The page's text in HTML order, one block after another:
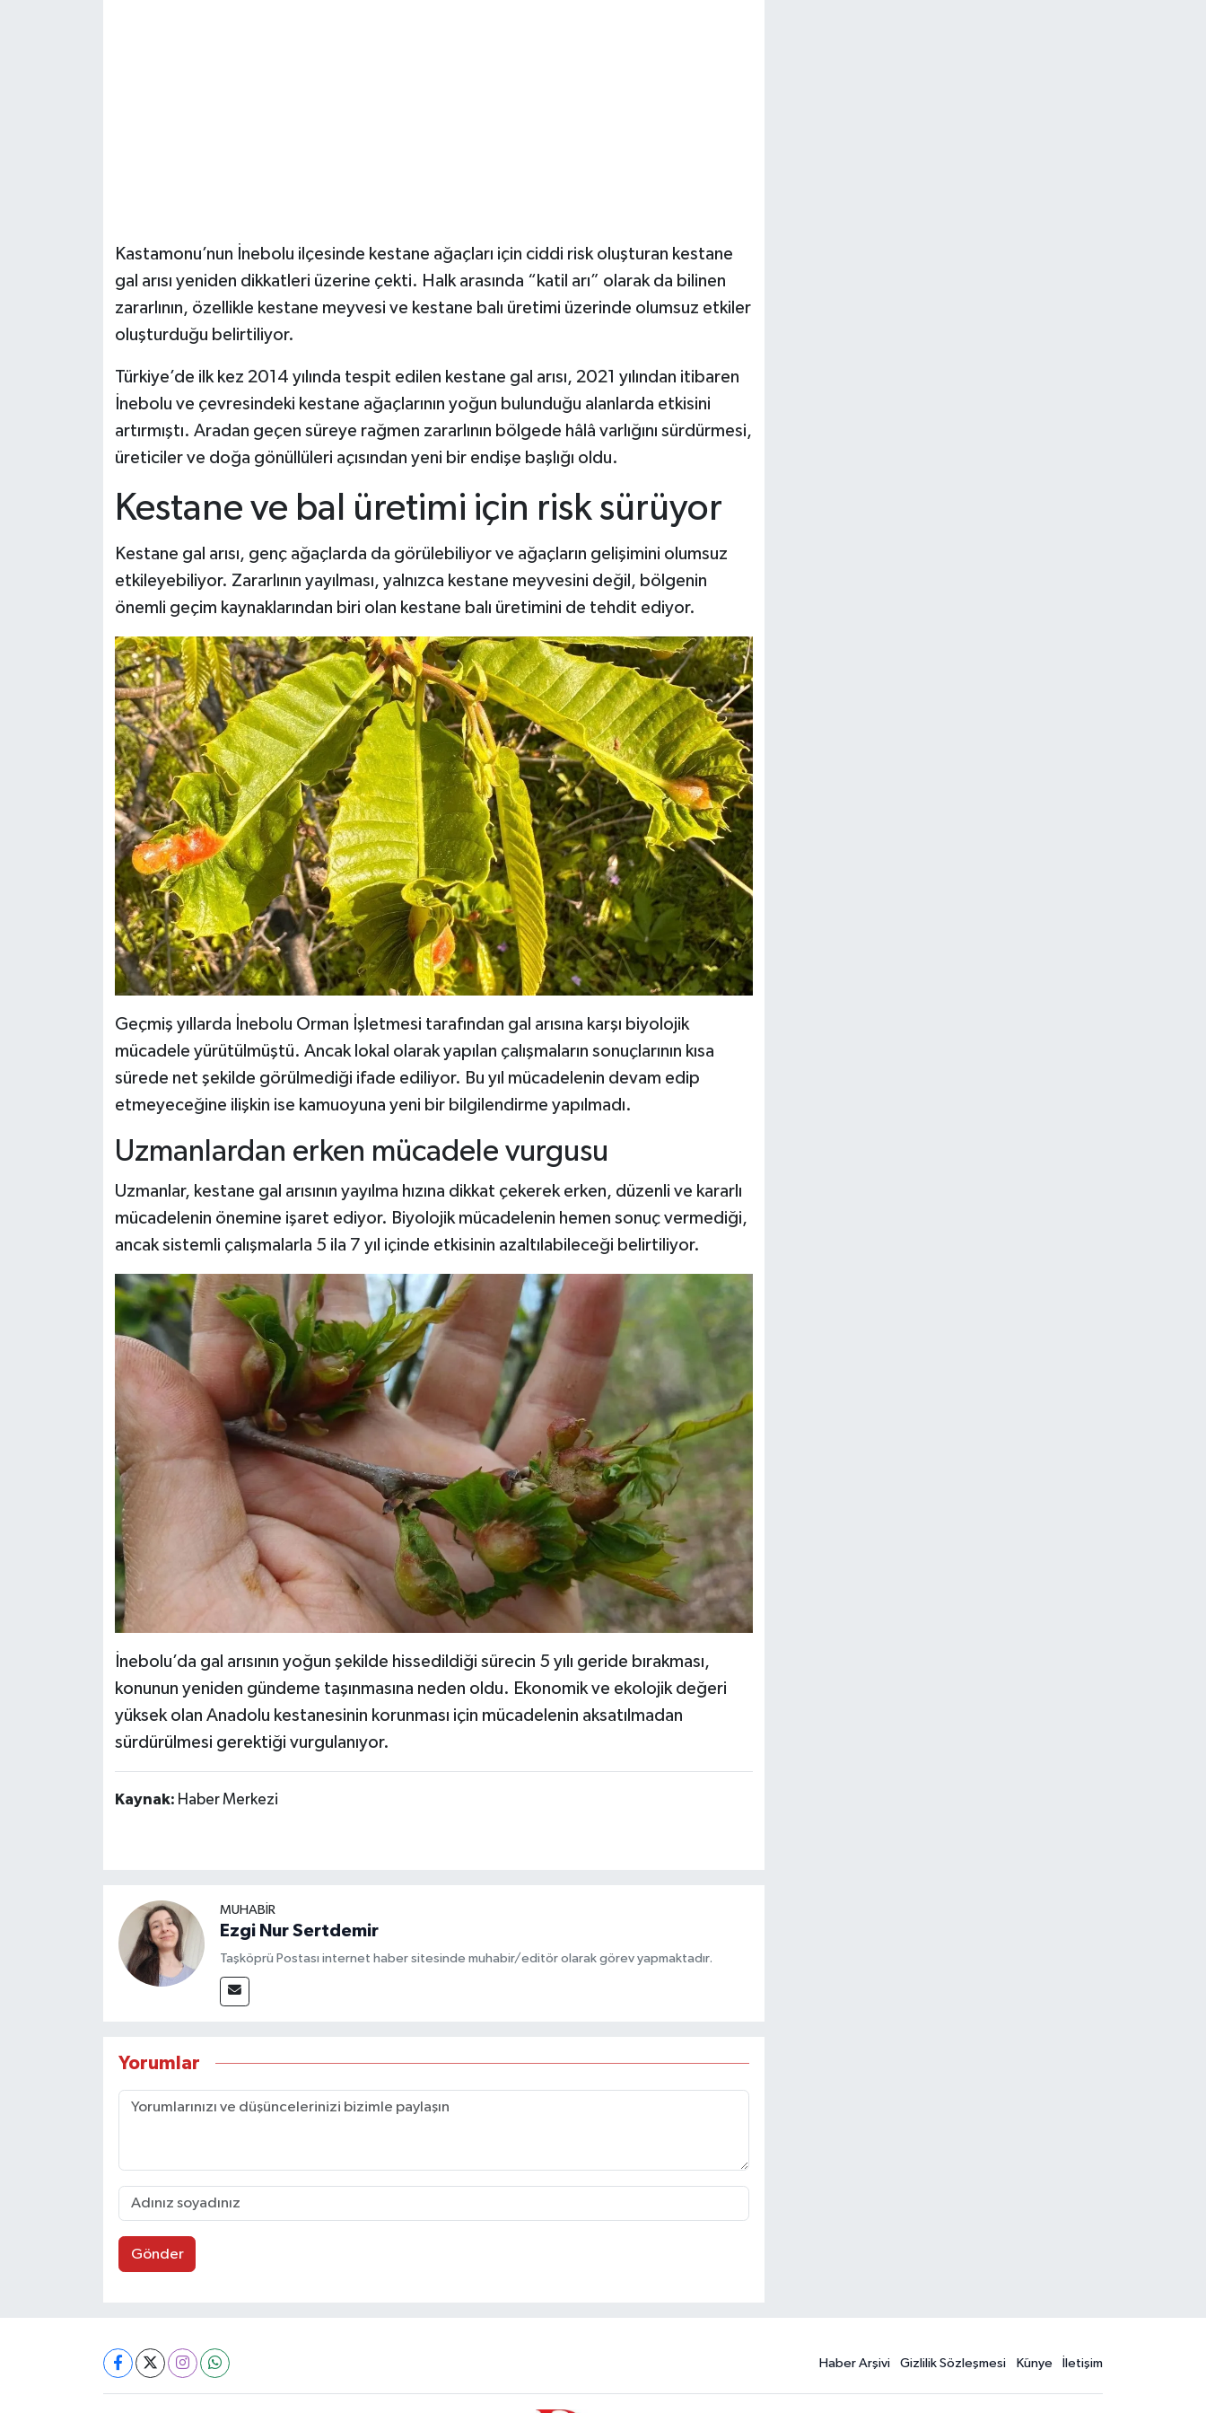
Kastamonu’nun İnebolu ilçesinde kestane ağaçları için ciddi risk oluşturan kestane
gal arısı yeniden dikkatleri üzerine çekti. Halk arasında “katil arı” olarak da bilinen
zararlının, özellikle kestane meyvesi ve kestane balı üretimi üzerinde olumsuz etkiler
oluşturduğu belirtiliyor.
Türkiye’de ilk kez 2014 yılında tespit edilen kestane gal arısı, 2021 yılından itibaren
İnebolu ve çevresindeki kestane ağaçlarının yoğun bulunduğu alanlarda etkisini
artırmıştı. Aradan geçen süreye rağmen zararlının bölgede hâlâ varlığını sürdürmesi,
üreticiler ve doğa gönüllüleri açısından yeni bir endişe başlığı oldu.
Kestane ve bal üretimi için risk sürüyor
Kestane gal arısı, genç ağaçlarda da görülebiliyor ve ağaçların gelişimini olumsuz
etkileyebiliyor. Zararlının yayılması, yalnızca kestane meyvesini değil, bölgenin
önemli geçim kaynaklarından biri olan kestane balı üretimini de tehdit ediyor.
Geçmiş yıllarda İnebolu Orman İşletmesi tarafından gal arısına karşı biyolojik
mücadele yürütülmüştü. Ancak lokal olarak yapılan çalışmaların sonuçlarının kısa
sürede net şekilde görülmediği ifade ediliyor. Bu yıl mücadelenin devam edip
etmeyeceğine ilişkin ise kamuoyuna yeni bir bilgilendirme yapılmadı.
Uzmanlardan erken mücadele vurgusu
Uzmanlar, kestane gal arısının yayılma hızına dikkat çekerek erken, düzenli ve kararlı
mücadelenin önemine işaret ediyor. Biyolojik mücadelenin hemen sonuç vermediği,
ancak sistemli çalışmalarla 5 ila 7 yıl içinde etkisinin azaltılabileceği belirtiliyor.
İnebolu’da gal arısının yoğun şekilde hissedildiği sürecin 5 yılı geride bırakması,
konunun yeniden gündeme taşınmasına neden oldu. Ekonomik ve ekolojik değeri
yüksek olan Anadolu kestanesinin korunması için mücadelenin aksatılmadan
sürdürülmesi gerektiği vurgulanıyor.
Kaynak: Haber Merkezi
MUHABİR
Ezgi Nur Sertdemir
Taşköprü Postası internet haber sitesinde muhabir/editör olarak görev yapmaktadır.
Yorumlar
Gönder
Haber Arşivi Gizlilik Sözleşmesi Künye İletişim
Ulusal Haberler
Teknoloji Haberleri
Dünya Haberleri
Yerel Haberler
Haber Arşivi